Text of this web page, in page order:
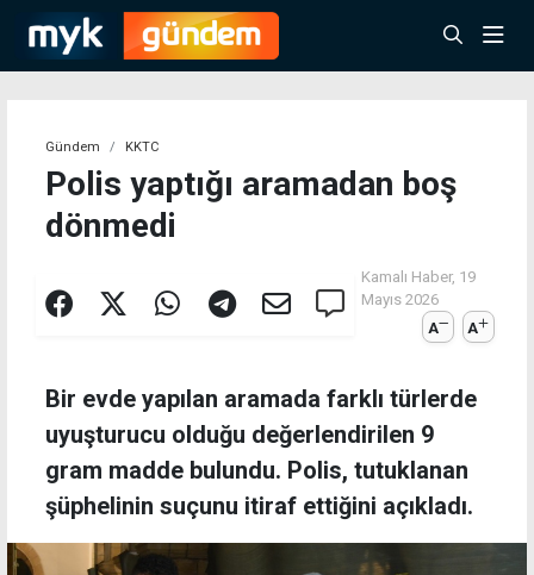
Gündem KKTC
Polis yaptığı aramadan boş
dönmedi
Kamalı Haber, 19
Mayıs 2026
A
A
Bir evde yapılan aramada farklı türlerde
uyuşturucu olduğu değerlendirilen 9
gram madde bulundu. Polis, tutuklanan
şüphelinin suçunu itiraf ettiğini açıkladı.